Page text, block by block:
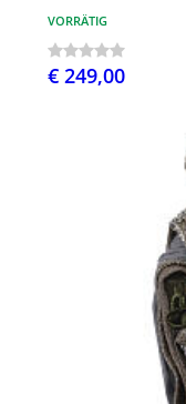
VORRÄTIG
€ 249,00